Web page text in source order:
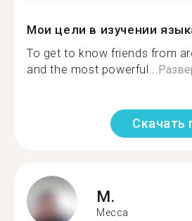
Мои цели в изучении
To get to know friends from
and the most powerful...
Скачать
M.
Mecca